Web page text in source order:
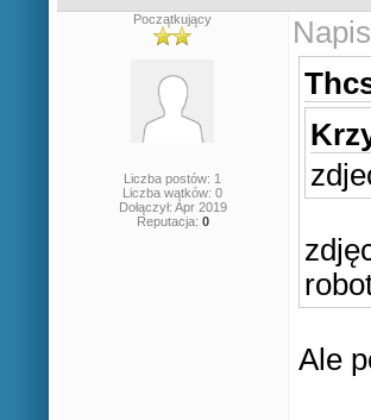
Początkujący
Liczba postów: 1
Liczba wątków: 0
Dołączył: Apr 2019
Reputacja: 0
Ale